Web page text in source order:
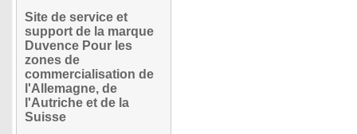
Site de service et
support de la marque
Duvence Pour les
zones de
commercialisation de
l'Allemagne, de
l'Autriche et de la
Suisse